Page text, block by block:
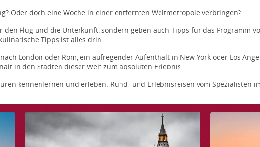
Oder doch eine Woche in einer entfernten Weltmetropole verbringen?
Flug und die Unterkunft, sondern geben auch Tipps für das Programm
Tipps ist alles drin.
London oder Rom, ein aufregender Aufenthalt in New York oder Los
in den Städten dieser Welt zum absoluten Erlebnis.
kennenlernen und erleben. Rund- und Erlebnisreisen vom Spezialisten